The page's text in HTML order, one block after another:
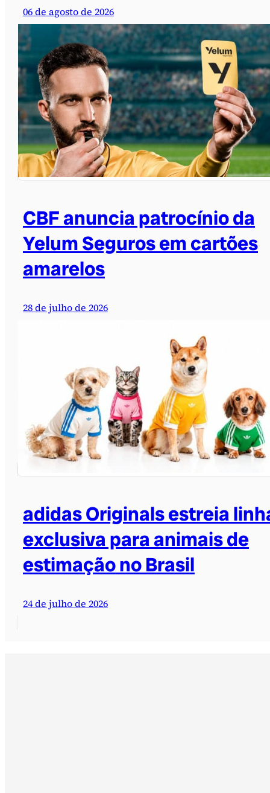
06 de agosto de 2026
CBF anuncia patrocínio da
Yelum Seguros em cartões
amarelos
28 de julho de 2026
adidas Originals estreia
exclusiva para animais de
estimação no Brasil
24 de julho de 2026